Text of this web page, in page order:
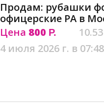
Продам: рубашки
офицерские РА в
Цена 800 Р.
4 июля 2026 г. в 07:48